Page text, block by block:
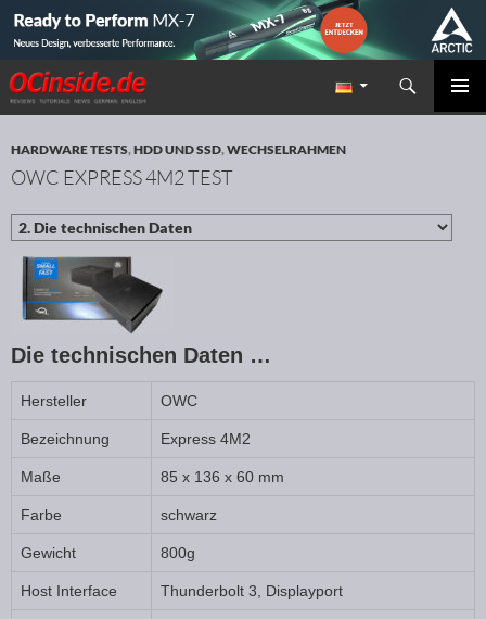
Redaktion ocinside.de PC Hardware Portal
Suchen
ZUM INHALT SPRINGEN
HARDWARE TESTS,HDD UND SSD,WECHSELRAHMEN
OWC EXPRESS 4M2 TEST
Die technischen Daten …
Hersteller OWC
Bezeichnung Express 4M2
Maße 85 x 136 x 60 mm
Farbe schwarz
Gewicht 800g
Host Interface Thunderbolt 3, Displayport